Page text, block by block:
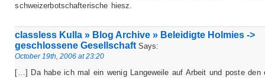
schweizerbotschafterische hiesz.
classless Kulla » Blog Archive » Beleidigte Holmies ->
geschlossene GesellschaftSays:
October 19th, 2006 at 23:20
[…] Da habe ich mal ein wenig Langeweile auf Arbeit und poste den